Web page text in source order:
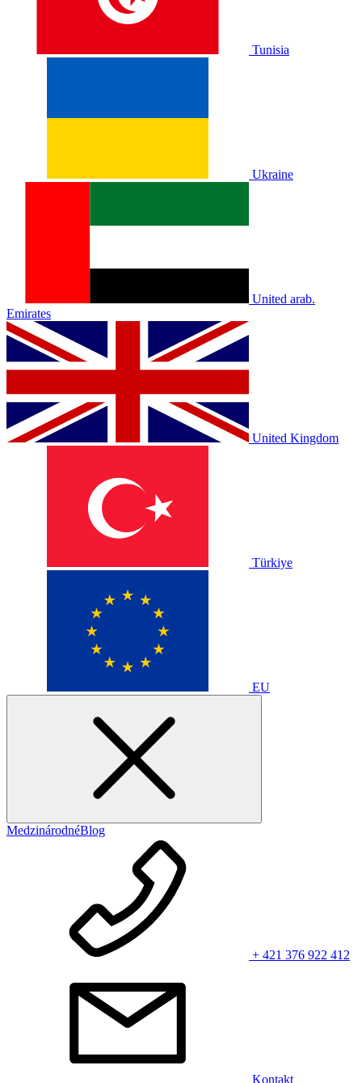
Tunisia
Ukraine
United arab.
Emirates
United Kingdom
Türkiye
EU
MedzinárodnéBlog
+ 421 376 922 412
Kontakt